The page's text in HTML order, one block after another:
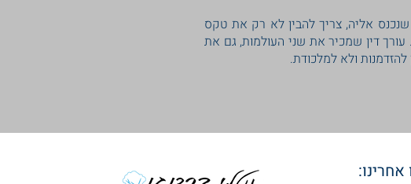
אליה, צריך להבין לא רק את טקס
דין שמכיר את שני העולמות, גם את
ולא למלכודת.